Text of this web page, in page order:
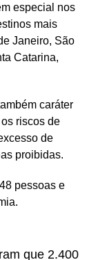
especial nos
mais
Janeiro, São
Catarina,
caráter
riscos de
de
proibidas.
pessoas e
que 2.400